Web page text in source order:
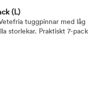
(L)
tuggpinnar med låg
storlekar. Praktiskt 7-pack